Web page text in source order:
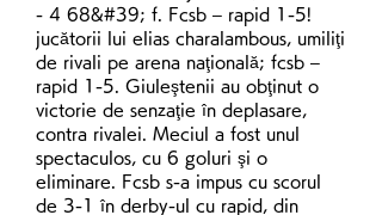
- 4 68&#39; f. Fcsb – rapid 1-5!
jucătorii lui elias charalambous, umiliţi
de rivali pe arena naţională; fcsb –
rapid 1-5. Giuleştenii au obţinut o
victorie de senzaţie în deplasare,
contra rivalei. Meciul a fost unul
spectaculos, cu 6 goluri şi o
eliminare. Fcsb s-a impus cu scorul
de 3-1 în derby-ul cu rapid, din